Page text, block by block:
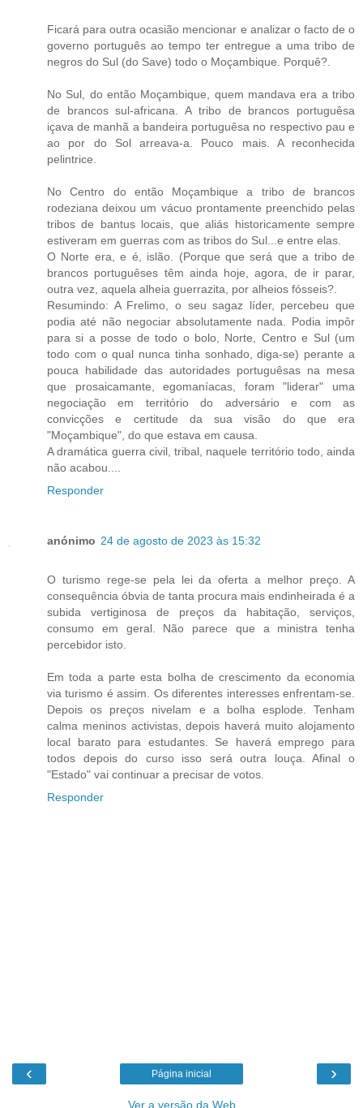
Ficará para outra ocasião mencionar e analizar o facto de o
governo português ao tempo ter entregue a uma tribo de
negros do Sul (do Save) todo o Moçambique. Porquê?.
No Sul, do então Moçambique, quem mandava era a tribo
de brancos sul-africana. A tribo de brancos portuguêsa
içava de manhã a bandeira portuguêsa no respectivo pau e
ao por do Sol arreava-a. Pouco mais. A reconhecida
pelintrice.
No Centro do então Moçambique a tribo de brancos
rodeziana deixou um vácuo prontamente preenchido pelas
tribos de bantus locais, que aliás historicamente sempre
estiveram em guerras com as tribos do Sul...e entre elas.
O Norte era, e é, islão. (Porque que será que a tribo de
brancos portuguêses têm ainda hoje, agora, de ir parar,
outra vez, aquela alheia guerrazita, por alheios fósseis?.
Resumindo: A Frelimo, o seu sagaz líder, percebeu que
podia até não negociar absolutamente nada. Podia impôr
para si a posse de todo o bolo, Norte, Centro e Sul (um
todo com o qual nunca tinha sonhado, diga-se) perante a
pouca habilidade das autoridades portuguêsas na mesa
que prosaicamante, egomaníacas, foram "liderar" uma
negociação em território do adversário e com as
convicções e certitude da sua visão do que era
"Moçambique", do que estava em causa.
A dramática guerra civil, tribal, naquele território todo, ainda
não acabou....
Responder
anónimo 24 de agosto de 2023 às 15:32
O turismo rege-se pela lei da oferta a melhor preço. A
consequência óbvia de tanta procura mais endinheirada é a
subida vertiginosa de preços da habitação, serviços,
consumo em geral. Não parece que a ministra tenha
percebidor isto.
Em toda a parte esta bolha de crescimento da economia
via turismo é assim. Os diferentes interesses enfrentam-se.
Depois os preços nivelam e a bolha esplode. Tenham
calma meninos activistas, depois haverá muito alojamento
local barato para estudantes. Se haverá emprego para
todos depois do curso isso será outra louça. Afinal o
"Estado" vai continuar a precisar de votos.
Responder
‹ ›
Página inicial
Ver a versão da Web